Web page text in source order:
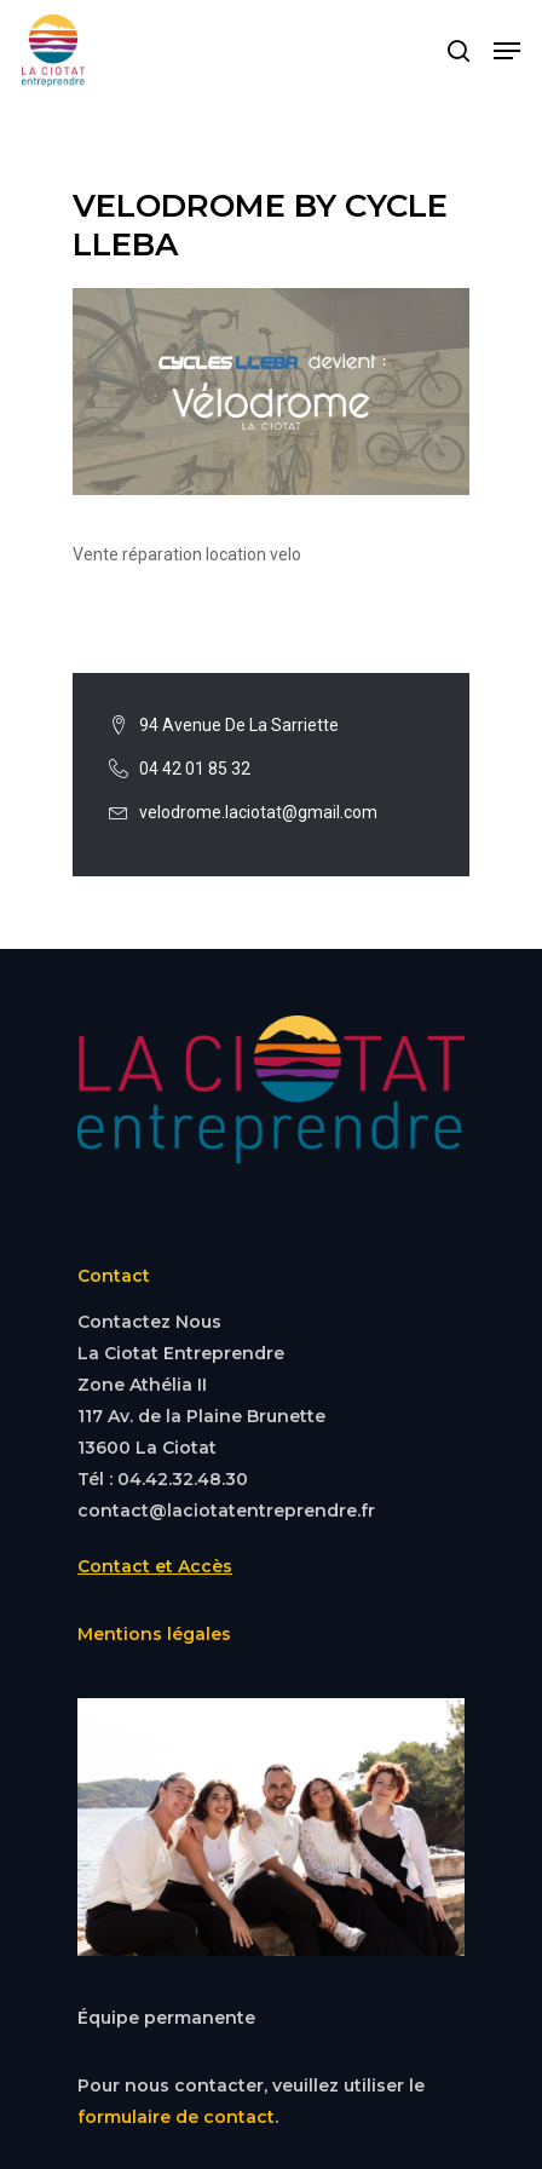
main
search
VELODROME BY CYCLE
LLEBA
Vente réparation location velo
94 Avenue De La Sarriette
04 42 01 85 32
velodrome.laciotat@gmail.com
Contact
Contactez Nous
La Ciotat Entreprendre
Zone Athélia II
117 Av. de la Plaine Brunette
13600 La Ciotat
Tél : 04.42.32.48.30
contact@laciotatentreprendre.fr
Contact et Accès
Mentions légales
Équipe permanente
Pour nous contacter, veuillez utiliser le
formulaire de contact.